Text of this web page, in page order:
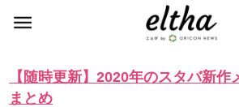
【随時更新】2020年のスタバ新
まとめ